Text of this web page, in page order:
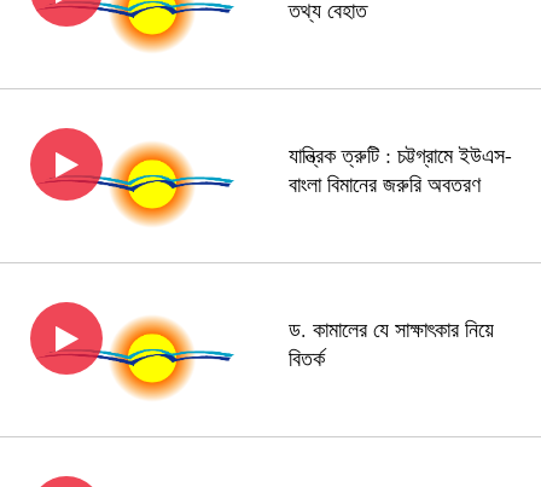
তথ্য বেহাত
যান্ত্রিক ত্রুটি : চট্টগ্রামে ইউএস-
বাংলা বিমানের জরুরি অবতরণ
ড. কামালের যে সাক্ষাৎকার নিয়ে
বিতর্ক